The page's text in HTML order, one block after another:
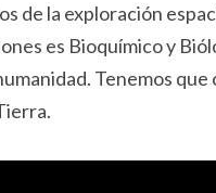
de la exploración
es Bioquímico y
Tenemos